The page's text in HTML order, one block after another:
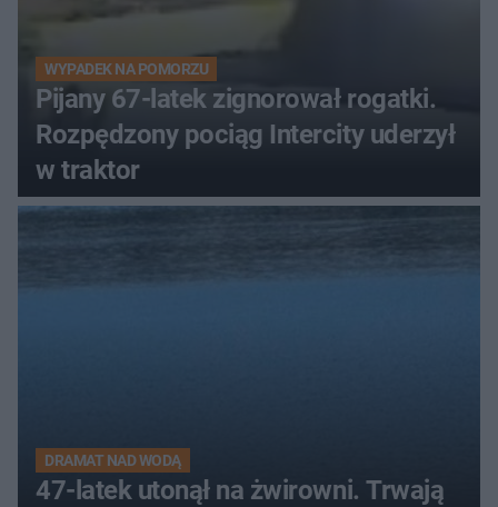
WYPADEK NA POMORZU
Pijany 67-latek zignorował rogatki.
Rozpędzony pociąg Intercity uderzył
w traktor
DRAMAT NAD WODĄ
47-latek utonął na żwirowni. Trwają